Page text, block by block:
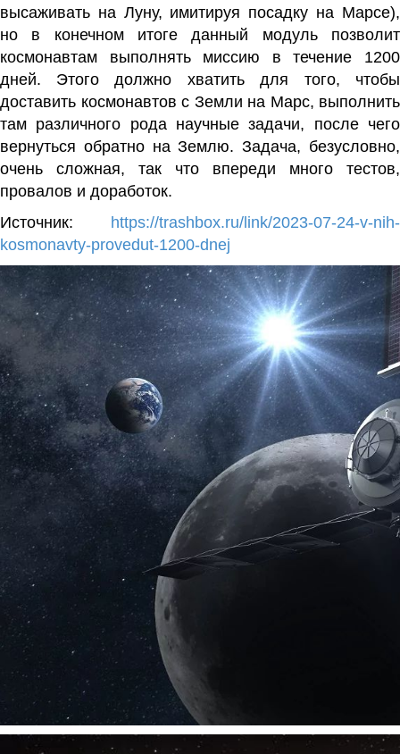
высаживать на Луну, имитируя посадку на Марсе),
но в конечном итоге данный модуль позволит
космонавтам выполнять миссию в течение 1200
дней.
Этого должно хватить для того, чтобы
доставить космонавтов с Земли на Марс, выполнить
там различного рода научные задачи, после чего
вернуться обратно на Землю. Задача, безусловно,
очень сложная, так что впереди много тестов,
провалов и доработок.
Источник: https://trashbox.ru/link/2023-07-24-v-nih-
kosmonavty-provedut-1200-dnej